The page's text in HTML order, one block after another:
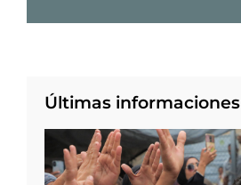
Últimas informaciones